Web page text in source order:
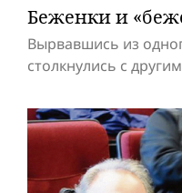
Беженки и
Вырвавшись из
столкнулись с другим